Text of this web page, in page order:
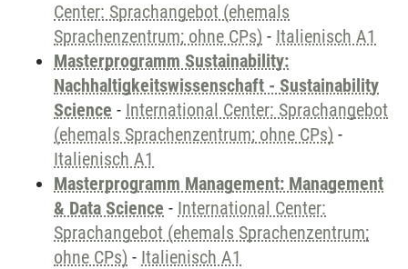
Center: Sprachangebot (ehemals
Sprachenzentrum; ohne CPs) - Italienisch A1
Masterprogramm Sustainability:
Nachhaltigkeitswissenschaft - Sustainability
Science - International Center: Sprachangebot
(ehemals Sprachenzentrum; ohne CPs) -
Italienisch A1
Masterprogramm Management: Management
& Data Science - International Center:
Sprachangebot (ehemals Sprachenzentrum;
ohne CPs) - Italienisch A1